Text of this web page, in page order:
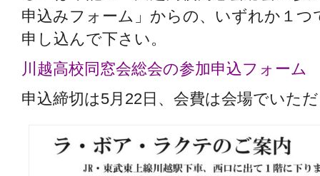
申込みフォーム」からの、いずれか１つ
申し込んで下さい。
川越高校同窓会総会の参加申込フォーム
申込締切は5月22日、会費は会場でいた